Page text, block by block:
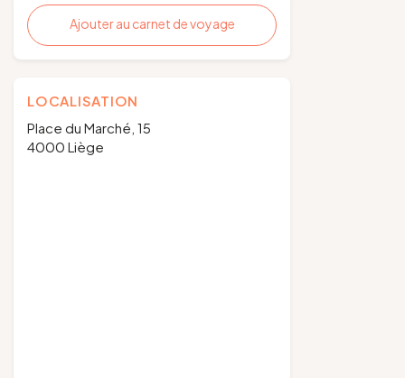
Ajouter au carnet de voyage
LOCALISATION
Place du Marché, 15
4000 Liège